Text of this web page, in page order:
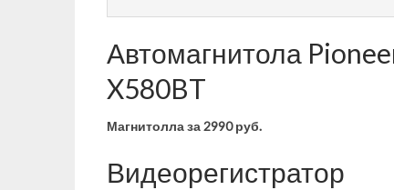
Автомагнитола
X580BT
Магнитоллаза 2990 руб.
Видеорегистратор